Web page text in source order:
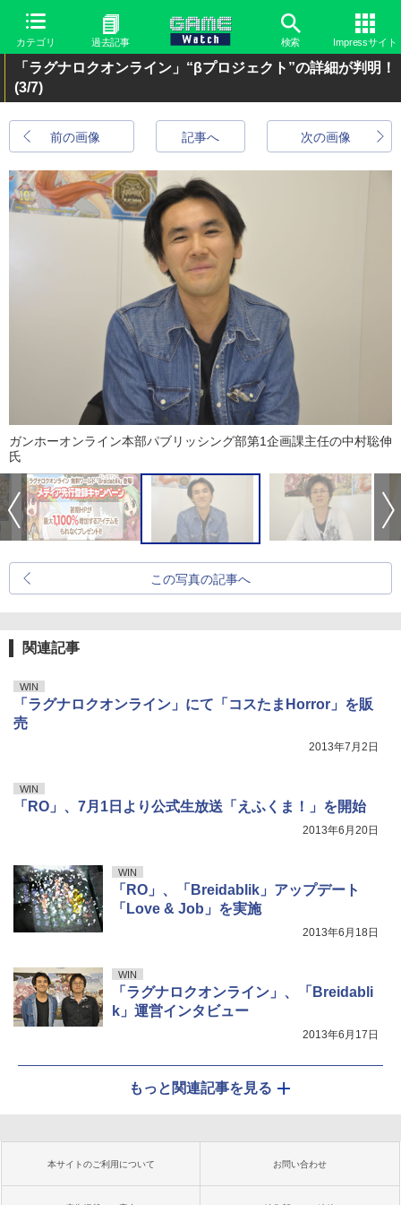
カテゴリ 過去記事 検索 Impressサイト
「ラグナロクオンライン」“βプロジェクト”の詳細が判明！
(3/7)
前の画像 次の画像
記事へ
ガンホーオンライン本部パブリッシング部第1企画課主任の中村聡伸
氏
この写真の記事へ
関連記事
WIN
「ラグナロクオンライン」にて「コスたまHorror」を販
売
2013年7月2日
WIN
「RO」、7月1日より公式生放送「えふくま！」を開始
2013年6月20日
WIN
「RO」、「Breidablik」アップデート
「Love & Job」を実施
2013年6月18日
WIN
「ラグナロクオンライン」、「Breidabli
k」運営インタビュー
2013年6月17日
もっと関連記事を見る
本サイトのご利用について お問い合わせ